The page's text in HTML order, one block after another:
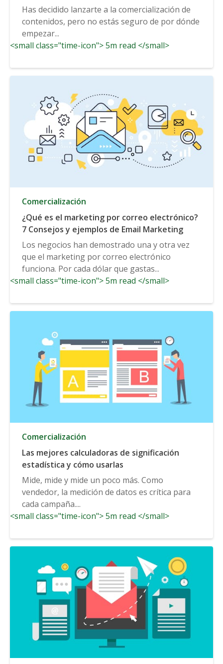
Has decidido lanzarte a la comercialización de
contenidos, pero no estás seguro de por dónde
empezar...
<small class="time-icon"> 5m read </small>
Comercialización
¿Qué es el marketing por correo electrónico?
7 Consejos y ejemplos de Email Marketing
Los negocios han demostrado una y otra vez
que el marketing por correo electrónico
funciona. Por cada dólar que gastas...
<small class="time-icon"> 5m read </small>
Comercialización
Las mejores calculadoras de significación
estadística y cómo usarlas
Mide, mide y mide un poco más. Como
vendedor, la medición de datos es crítica para
cada campaña....
<small class="time-icon"> 5m read </small>